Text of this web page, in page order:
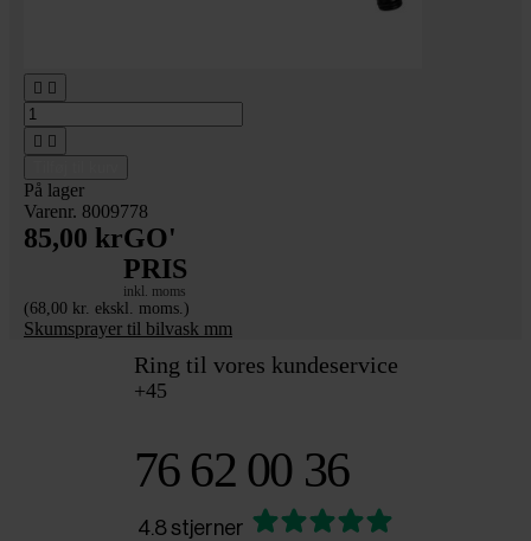
 
 
På lager
Varenr. 8009778
85,00 krGO'
PRIS
inkl. moms
(68,00 kr. ekskl. moms.)
Skumsprayer til bilvask mm
Ring til vores kundeservice
+45
76 62 00 36
4.8 stjerner